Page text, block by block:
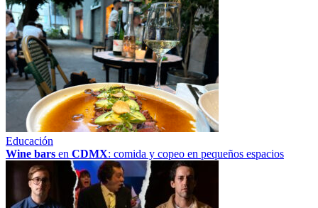
Educación
Wine bars en CDMX: comida y copeo en pequeños espacios